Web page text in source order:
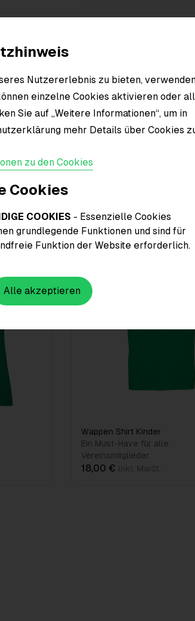
Nutzererlebnis zu bieten,
einzelne Cookies aktivieren oder
Sie auf „Weitere Informationen“, um in
mehr Details über Cookies
zu den Cookies
Cookies
COOKIES - Essenzielle Cookies
grundlegende Funktionen und sind für
Funktion der Website erforderlich.
Alle akzeptieren
Material
Wappen Shirt Kinder
Ein Must-Have für alle
Vereinsmitglieder.
18,00 €